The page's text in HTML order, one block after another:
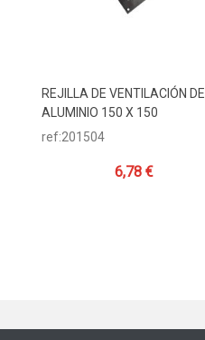
Añadir Al Carrito
REJILLA DE VENTILACIÓN DE
ALUMINIO 150 X 150
ref:201504
6,78 €